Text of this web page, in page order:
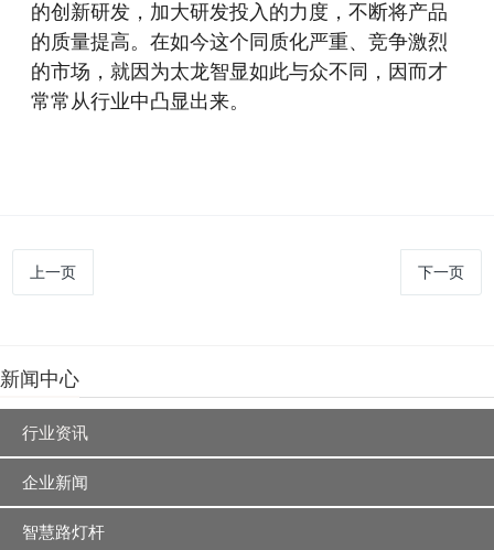
的创新研发，加大研发投入的力度，不断将产品
的质量提高。在如今这个同质化严重、竞争激烈
的市场，就因为太龙智显如此与众不同，因而才
常常从行业中凸显出来。
上一页 下一页
新闻中心
行业资讯
企业新闻
智慧路灯杆